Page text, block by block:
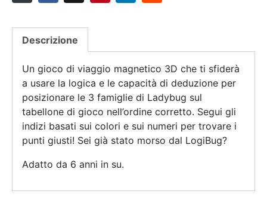
Descrizione
Un gioco di viaggio magnetico 3D che ti sfiderà
a usare la logica e le capacità di deduzione per
posizionare le 3 famiglie di Ladybug sul
tabellone di gioco nell’ordine corretto. Segui gli
indizi basati sui colori e sui numeri per trovare i
punti giusti! Sei già stato morso dal LogiBug?
Adatto da 6 anni in su.